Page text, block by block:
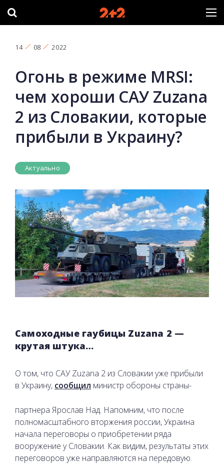
14 08 2022
Огонь в режиме MRSI:
чем хороши САУ Zuzana
2 из Словакии, которые
прибыли в Украину?
Актуально
Самоходные гаубицы Zuzana 2 —
крутая штука…
О том, что САУ Zuzana 2 из Словакии уже прибыли
в Украину, сообщил министр обороны страны-
партнера Ярослав Над. Напомним, что после
полномасштабного вторжения россии, Украина
начала переговоры о приобретении ряда
вооружение у Словакии. Как видим, результаты этих
переговоров уже направляются на передовую.